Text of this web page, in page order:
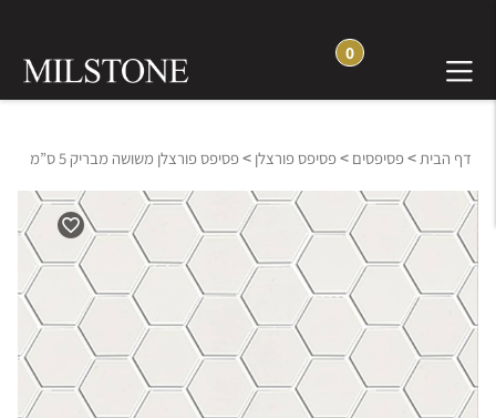
0
דף הבית>פסיפסים >פסיפס פורצלן >פסיפס פורצלן משושה מבריק 5 ס”מ